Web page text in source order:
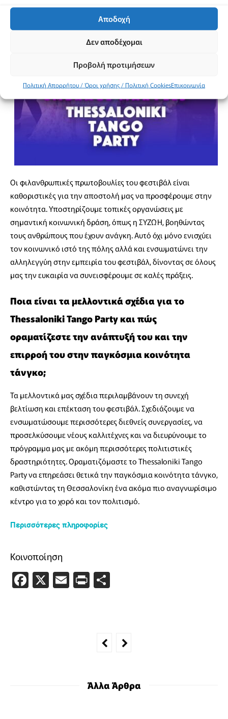
Αποδοχή
Δεν αποδέχομαι
Προβολή προτιμήσεων
Πολιτική Απορρήτου / Όροι χρήσης / Πολιτική CookiesΕπικοινωνία
Οι φιλανθρωπικές πρωτοβουλίες του φεστιβάλ είναι
καθοριστικές για την αποστολή μας να προσφέρουμε στην
κοινότητα. Υποστηρίζουμε τοπικές οργανώσεις με
σημαντική κοινωνική δράση, όπως η ΣΥΖΩΗ, βοηθώντας
τους ανθρώπους που έχουν ανάγκη. Αυτό όχι μόνο ενισχύει
τον κοινωνικό ιστό της πόλης αλλά και ενσωματώνει την
αλληλεγγύη στην εμπειρία του φεστιβάλ, δίνοντας σε όλους
μας την ευκαιρία να συνεισφέρουμε σε καλές πράξεις.
Ποια είναι τα μελλοντικά σχέδια για το
Thessaloniki Tango Party και πώς
οραματίζεστε την ανάπτυξή του και την
επιρροή του στην παγκόσμια κοινότητα
τάνγκο;
Τα μελλοντικά μας σχέδια περιλαμβάνουν τη συνεχή
βελτίωση και επέκταση του φεστιβάλ. Σχεδιάζουμε να
ενσωματώσουμε περισσότερες διεθνείς συνεργασίες, να
προσελκύσουμε νέους καλλιτέχνες και να διευρύνουμε το
πρόγραμμα μας με ακόμη περισσότερες πολιτιστικές
δραστηριότητες. Οραματιζόμαστε το Thessaloniki Tango
Party να επηρεάσει θετικά την παγκόσμια κοινότητα τάνγκο,
καθιστώντας τη Θεσσαλονίκη ένα ακόμα πιο αναγνωρίσιμο
κέντρο για το χορό και τον πολιτισμό.
Περισσότερες πληροφορίες
Κοινοποίηση
Facebook
X EmailPrintFriendly
Άλλα Άρθρα